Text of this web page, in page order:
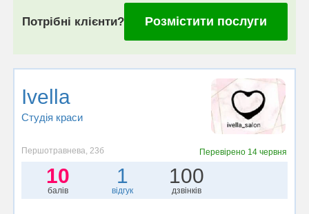
Потрібні клієнти? Розмістити послуги
Ivella
Студія краси
Першотравнева, 23б Перевірено 14 червня
10
балів
1
відгук
100
дзвінків